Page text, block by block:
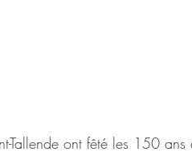
Tallende ont fêté les 150 ans